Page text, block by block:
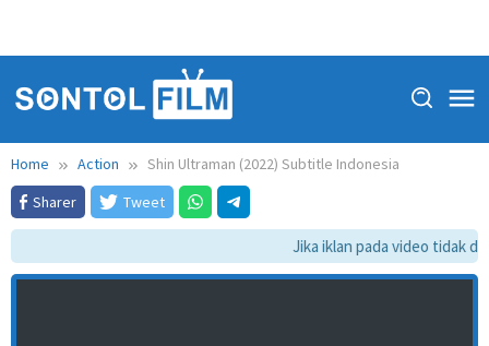
Home Action
Shin Ultraman (2022) Subtitle Indonesia
Sharer
Tweet
Jika iklan pada video tidak